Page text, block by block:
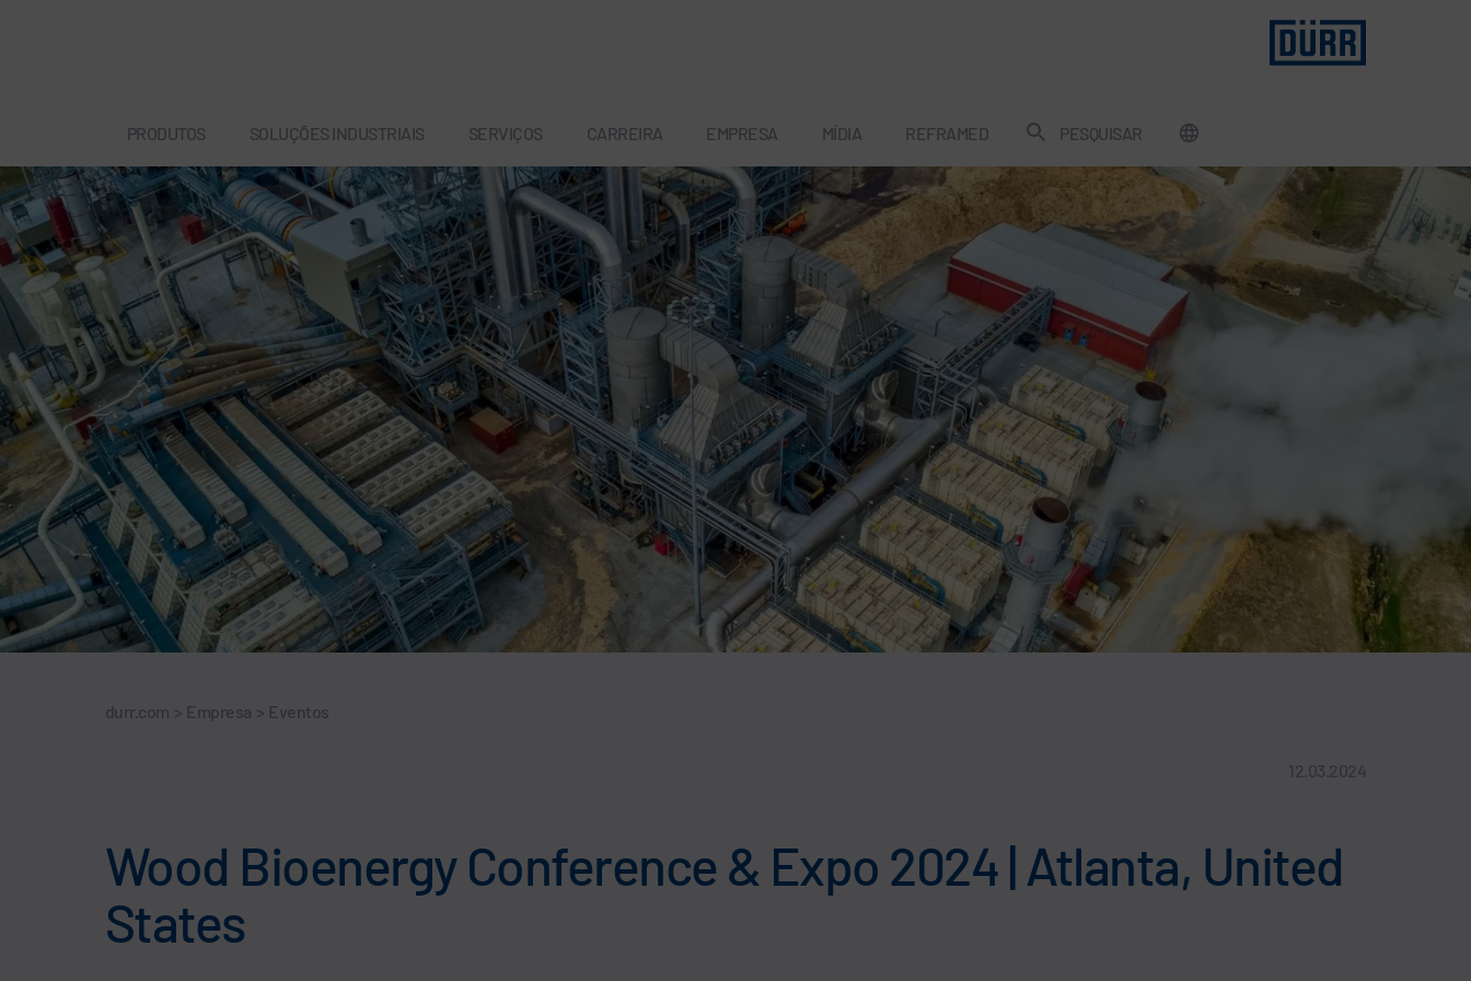
PRODUTOS SOLUÇÕES INDUSTRIAIS SERVIÇOS CARREIRA EMPRESA MÍDIA REFRAMED PESQUISAR
durr.com > Empresa > Eventos
12.03.2024
Wood Bioenergy Conference & Expo 2024 | Atlanta, United
States